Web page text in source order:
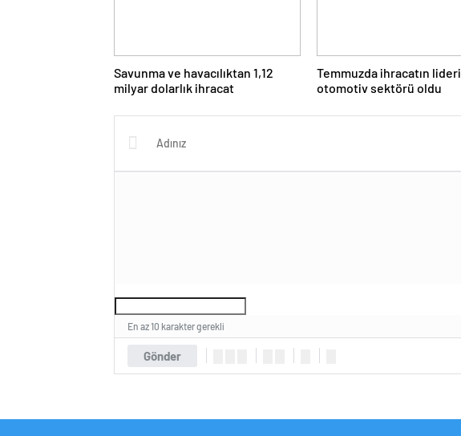
Savunma ve havacılıktan 1,12
milyar dolarlık ihracat
Temmuzda ihracatın lideri
otomotiv sektörü oldu
Gönder
En az 10 karakter gerekli